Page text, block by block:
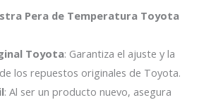
Pera de Temperatura Toyota
Toyota: Garantiza el ajuste y la
los repuestos originales de Toyota.
: Al ser un producto nuevo, asegura